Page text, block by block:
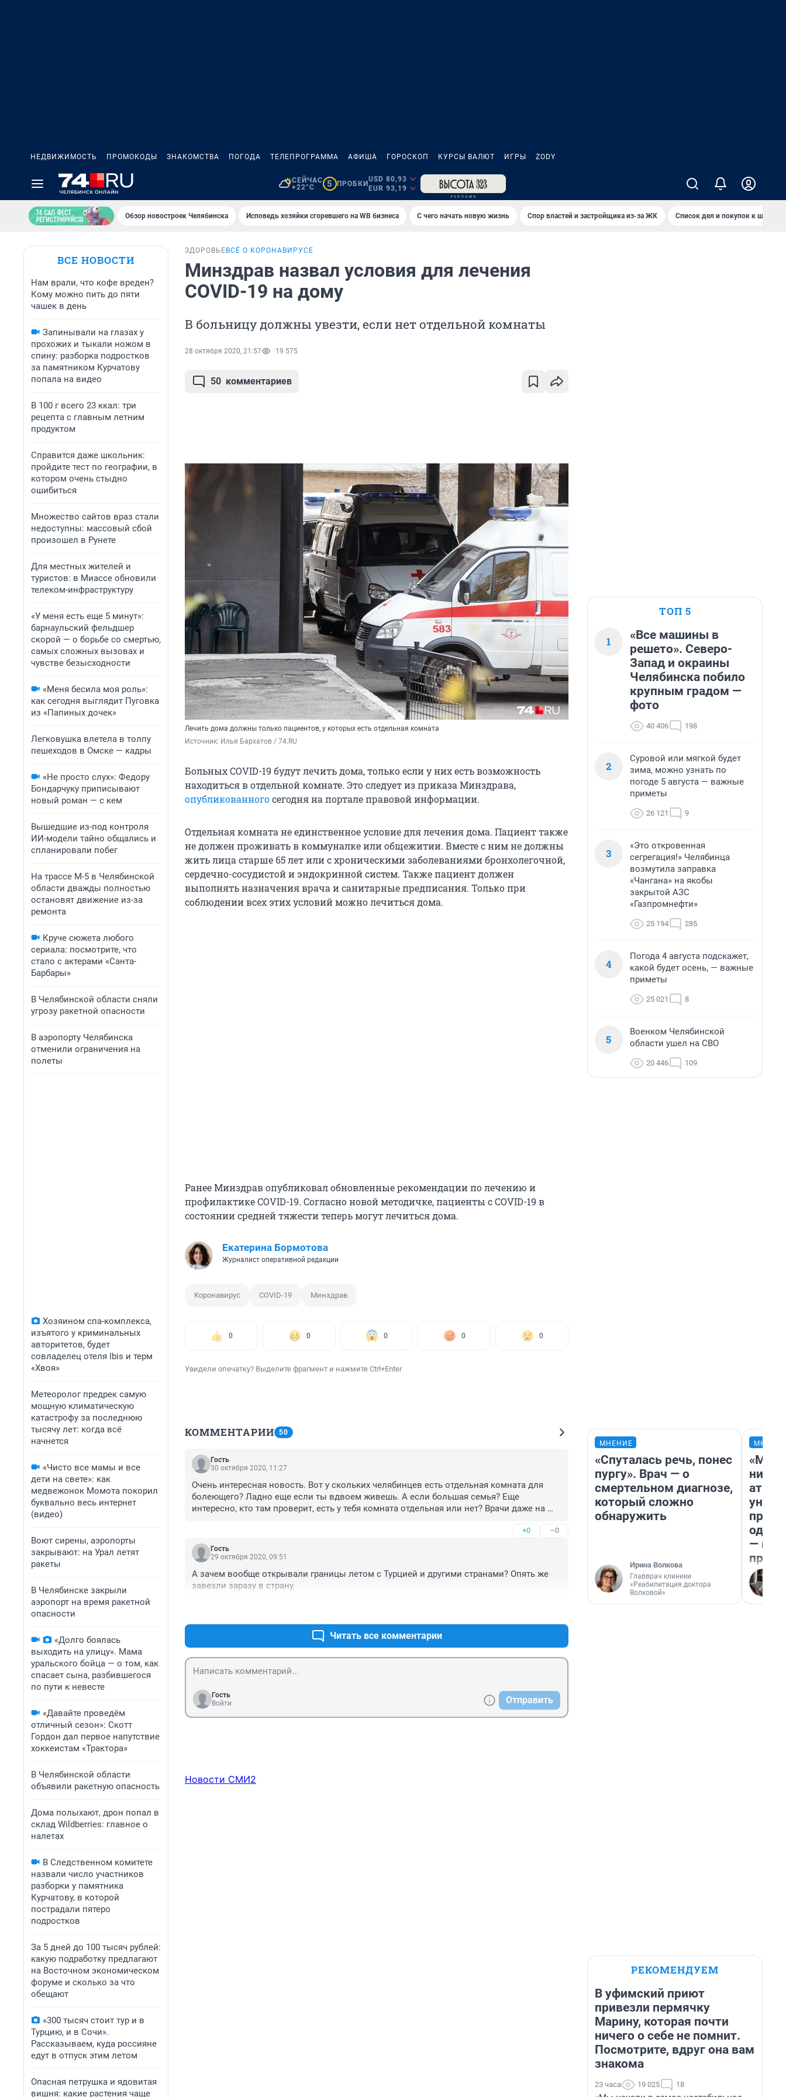
НЕДВИЖИМОСТЬ ПРОМОКОДЫ ЗНАКОМСТВА ПОГОДА ТЕЛЕПРОГРАММА АФИША ГОРОСКОП КУРСЫ ВАЛЮТ ИГРЫ ZODY
СЕЙЧАС
+22°C
5 ПРОБКИ
USD 80,93
EUR 93,19
Обзор новостроек Челябинска Исповедь хозяйки сгоревшего на WB бизнеса С чего начать новую жизнь Спор властей и застройщика из-за ЖК Список дел и покупок к школе
ВСЕ НОВОСТИ
Нам врали, что кофе вреден?
Кому можно пить до пяти
чашек в день
Запинывали на глазах у
прохожих и тыкали ножом в
спину: разборка подростков
за памятником Курчатову
попала на видео
В 100 г всего 23 ккал: три
рецепта с главным летним
продуктом
Справится даже школьник:
пройдите тест по географии, в
котором очень стыдно
ошибиться
Множество сайтов враз стали
недоступны: массовый сбой
произошел в Рунете
Для местных жителей и
туристов: в Миассе обновили
телеком-инфраструктуру
«У меня есть еще 5 минут»:
барнаульский фельдшер
скорой — о борьбе со смертью,
самых сложных вызовах и
чувстве безысходности
«Меня бесила моя роль»:
как сегодня выглядит Пуговка
из «Папиных дочек»
Легковушка влетела в толпу
пешеходов в Омске — кадры
«Не просто слух»: Федору
Бондарчуку приписывают
новый роман — с кем
Вышедшие из-под контроля
ИИ-модели тайно общались и
спланировали побег
На трассе М-5 в Челябинской
области дважды полностью
остановят движение из-за
ремонта
Круче сюжета любого
сериала: посмотрите, что
стало с актерами «Санта-
Барбары»
В Челябинской области сняли
угрозу ракетной опасности
В аэропорту Челябинска
отменили ограничения на
полеты
Хозяином спа-комплекса,
изъятого у криминальных
авторитетов, будет
совладелец отеля Ibis и терм
«Хвоя»
Метеоролог предрек самую
мощную климатическую
катастрофу за последнюю
тысячу лет: когда всё
начнется
«Чисто все мамы и все
дети на свете»: как
медвежонок Момота покорил
буквально весь интернет
(видео)
Воют сирены, аэропорты
закрывают: на Урал летят
ракеты
В Челябинске закрыли
аэропорт на время ракетной
опасности
«Долго боялась
выходить на улицу». Мама
уральского бойца — о том, как
спасает сына, разбившегося
по пути к невесте
«Давайте проведём
отличный сезон»: Скотт
Гордон дал первое напутствие
хоккеистам «Трактора»
В Челябинской области
объявили ракетную опасность
Дома полыхают, дрон попал в
склад Wildberries: главное о
налетах
В Следственном комитете
назвали число участников
разборки у памятника
Курчатову, в которой
пострадали пятеро
подростков
За 5 дней до 100 тысяч рублей:
какую подработку предлагают
на Восточном экономическом
форуме и сколько за что
обещают
«300 тысяч стоит тур и в
Турцию, и в Сочи».
Рассказываем, куда россияне
едут в отпуск этим летом
Опасная петрушка и ядовитая
вишня: какие растения чаще
ЗДОРОВЬЕ ВСЁ О КОРОНАВИРУСЕ
Минздрав назвал условия для лечения
COVID-19 на дому
В больницу должны увезти, если нет отдельной комнаты
28 октября 2020, 21:57 19 575
50 комментариев
Лечить дома должны только пациентов, у которых есть отдельная комната
Источник: Илья Бархатов / 74.RU
Больных COVID-19 будут лечить дома, только если у них есть возможность
находиться в отдельной комнате. Это следует из приказа Минздрава,
опубликованногосегодня на портале правовой информации.
Отдельная комната не единственное условие для лечения дома. Пациент также
не должен проживать в коммуналке или общежитии. Вместе с ним не должны
жить лица старше 65 лет или с хроническими заболеваниями бронхолегочной,
сердечно-сосудистой и эндокринной систем. Также пациент должен
выполнять назначения врача и санитарные предписания. Только при
соблюдении всех этих условий можно лечиться дома.
Ранее Минздрав опубликовал обновленные рекомендации по лечению и
профилактике COVID-19. Согласно новой методичке, пациенты с COVID-19 в
состоянии средней тяжести теперь могут лечиться дома.
Екатерина Бормотова
Журналист оперативной редакции
Коронавирус COVID-19 Минздрав
0 0 0 0 0
Увидели опечатку? Выделите фрагмент и нажмите Ctrl+Enter
КОММЕНТАРИИ 50
Гость
30 октября 2020, 11:27
Очень интересная новость. Вот у скольких челябинцев есть отдельная комната для
болеющего? Ладно еще если ты вдвоем живешь. А если большая семья? Еще
интересно, кто там проверит, есть у тебя комната отдельная или нет? Врачи даже на
Кроме нам самих нам никто не поможет, например переболевшие плазму крови могут
сдавать, чтобы ковидным помочь. Говорят, доноров сильно не хватает.
+0 –0
Гость
29 октября 2020, 09:51
А зачем вообще открывали границы летом с Турцией и другими странами? Опять же
завезли заразу в страну.
Читать все комментарии
Гость
Войти
Отправить
Новости СМИ2
ТОП 5
1
«Все машины в
решето». Северо-
Запад и окраины
Челябинска побило
крупным градом —
фото
40 406 198
2
Суровой или мягкой будет
зима, можно узнать по
погоде 5 августа — важные
приметы
26 121 9
3
«Это откровенная
сегрегация!» Челябинца
возмутила заправка
«Чангана» на якобы
закрытой АЗС
«Газпромнефти»
25 194 285
4
Погода 4 августа подскажет,
какой будет осень, — важные
приметы
25 021 8
5
Военком Челябинской
области ушел на СВО
20 446 109
МНЕНИЕ
«Спуталась речь, понес
пургу». Врач — о
смертельном диагнозе,
который сложно
обнаружить
Ирина Волкова
Главврач клиники
«Реабилитация доктора
Волковой»
атаки
—
РЕКОМЕНДУЕМ
В уфимский приют
привезли пермячку
Марину, которая почти
ничего о себе не помнит.
Посмотрите, вдруг она вам
знакома
23 часа 19 025 18